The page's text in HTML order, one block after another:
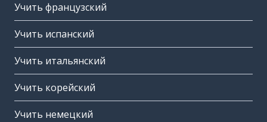
Учить французский
Учить испанский
Учить итальянский
Учить корейский
Учить немецкий